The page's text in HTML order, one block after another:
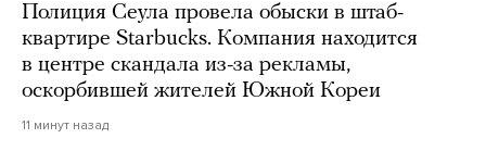
Полиция Сеула провела обыски в штаб-
квартире Starbucks. Компания находится
в центре скандала из-за рекламы,
оскорбившей жителей Южной Кореи
11 минут назад